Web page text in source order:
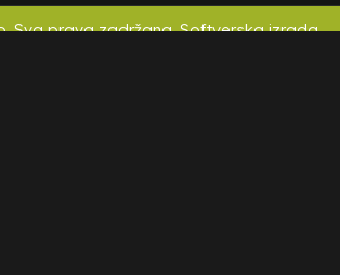
Sva prava zadržana. Softverska izrada